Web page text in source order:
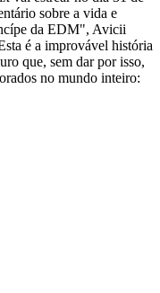
sobre a vida e
da EDM", Avicii
é a improvável história
que, sem dar por isso,
no mundo inteiro: